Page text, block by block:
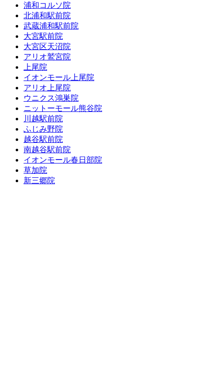
浦和コルソ院
北浦和駅前院
武蔵浦和駅前院
大宮駅前院
大宮区天沼院
アリオ鷲宮院
上尾院
イオンモール上尾院
アリオ上尾院
ウニクス鴻巣院
ニットーモール熊谷院
川越駅前院
ふじみ野院
越谷駅前院
南越谷駅前院
イオンモール春日部院
草加院
新三郷院